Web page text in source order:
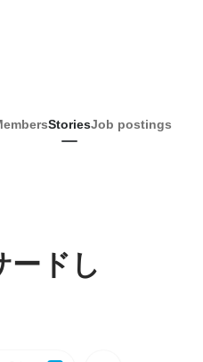
StoriesJob postings
ドし